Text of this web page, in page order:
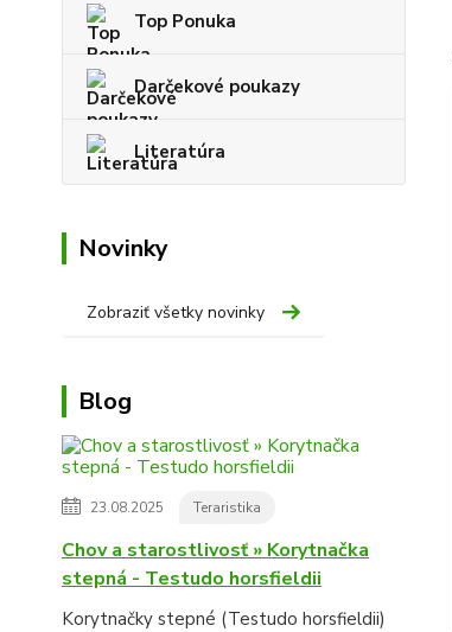
Top Ponuka
Darčekové poukazy
Literatúra
Novinky
Zobraziť všetky novinky
Blog
23.08.2025 Teraristika
Chov a starostlivosť » Korytnačka
stepná - Testudo horsfieldii
Korytnačky stepné (Testudo horsfieldii)